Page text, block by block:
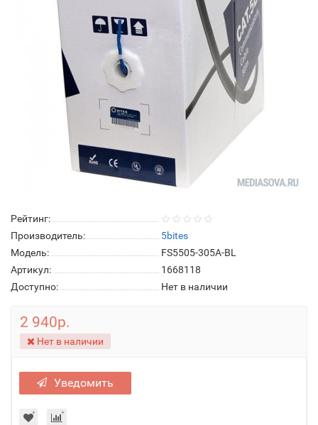
Рейтинг:
Производитель:
5bites
Модель:
FS5505-305A-BL
Артикул:
1668118
Доступно:
Нет в наличии
2 940р.
Нет в наличии
Уведомить